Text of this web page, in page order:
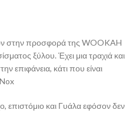
στην προσφορά της WOOKAH
ξύλου. Έχει μια τραχιά και
επιφάνεια, κάτι που είναι
επιστόμιο και Γυάλα εφόσον δεν